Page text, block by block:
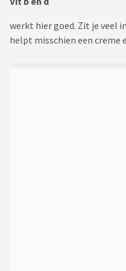
werkt hier goed. Zit je veel
helpt misschien een creme